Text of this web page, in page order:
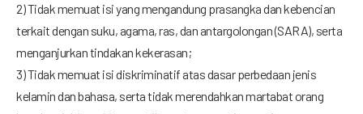
2) Tidak memuat isi yang mengandung prasangka dan kebencian
terkait dengan suku, agama, ras, dan antargolongan (SARA), serta
menganjurkan tindakan kekerasan;
3) Tidak memuat isi diskriminatif atas dasar perbedaan jenis
kelamin dan bahasa, serta tidak merendahkan martabat orang